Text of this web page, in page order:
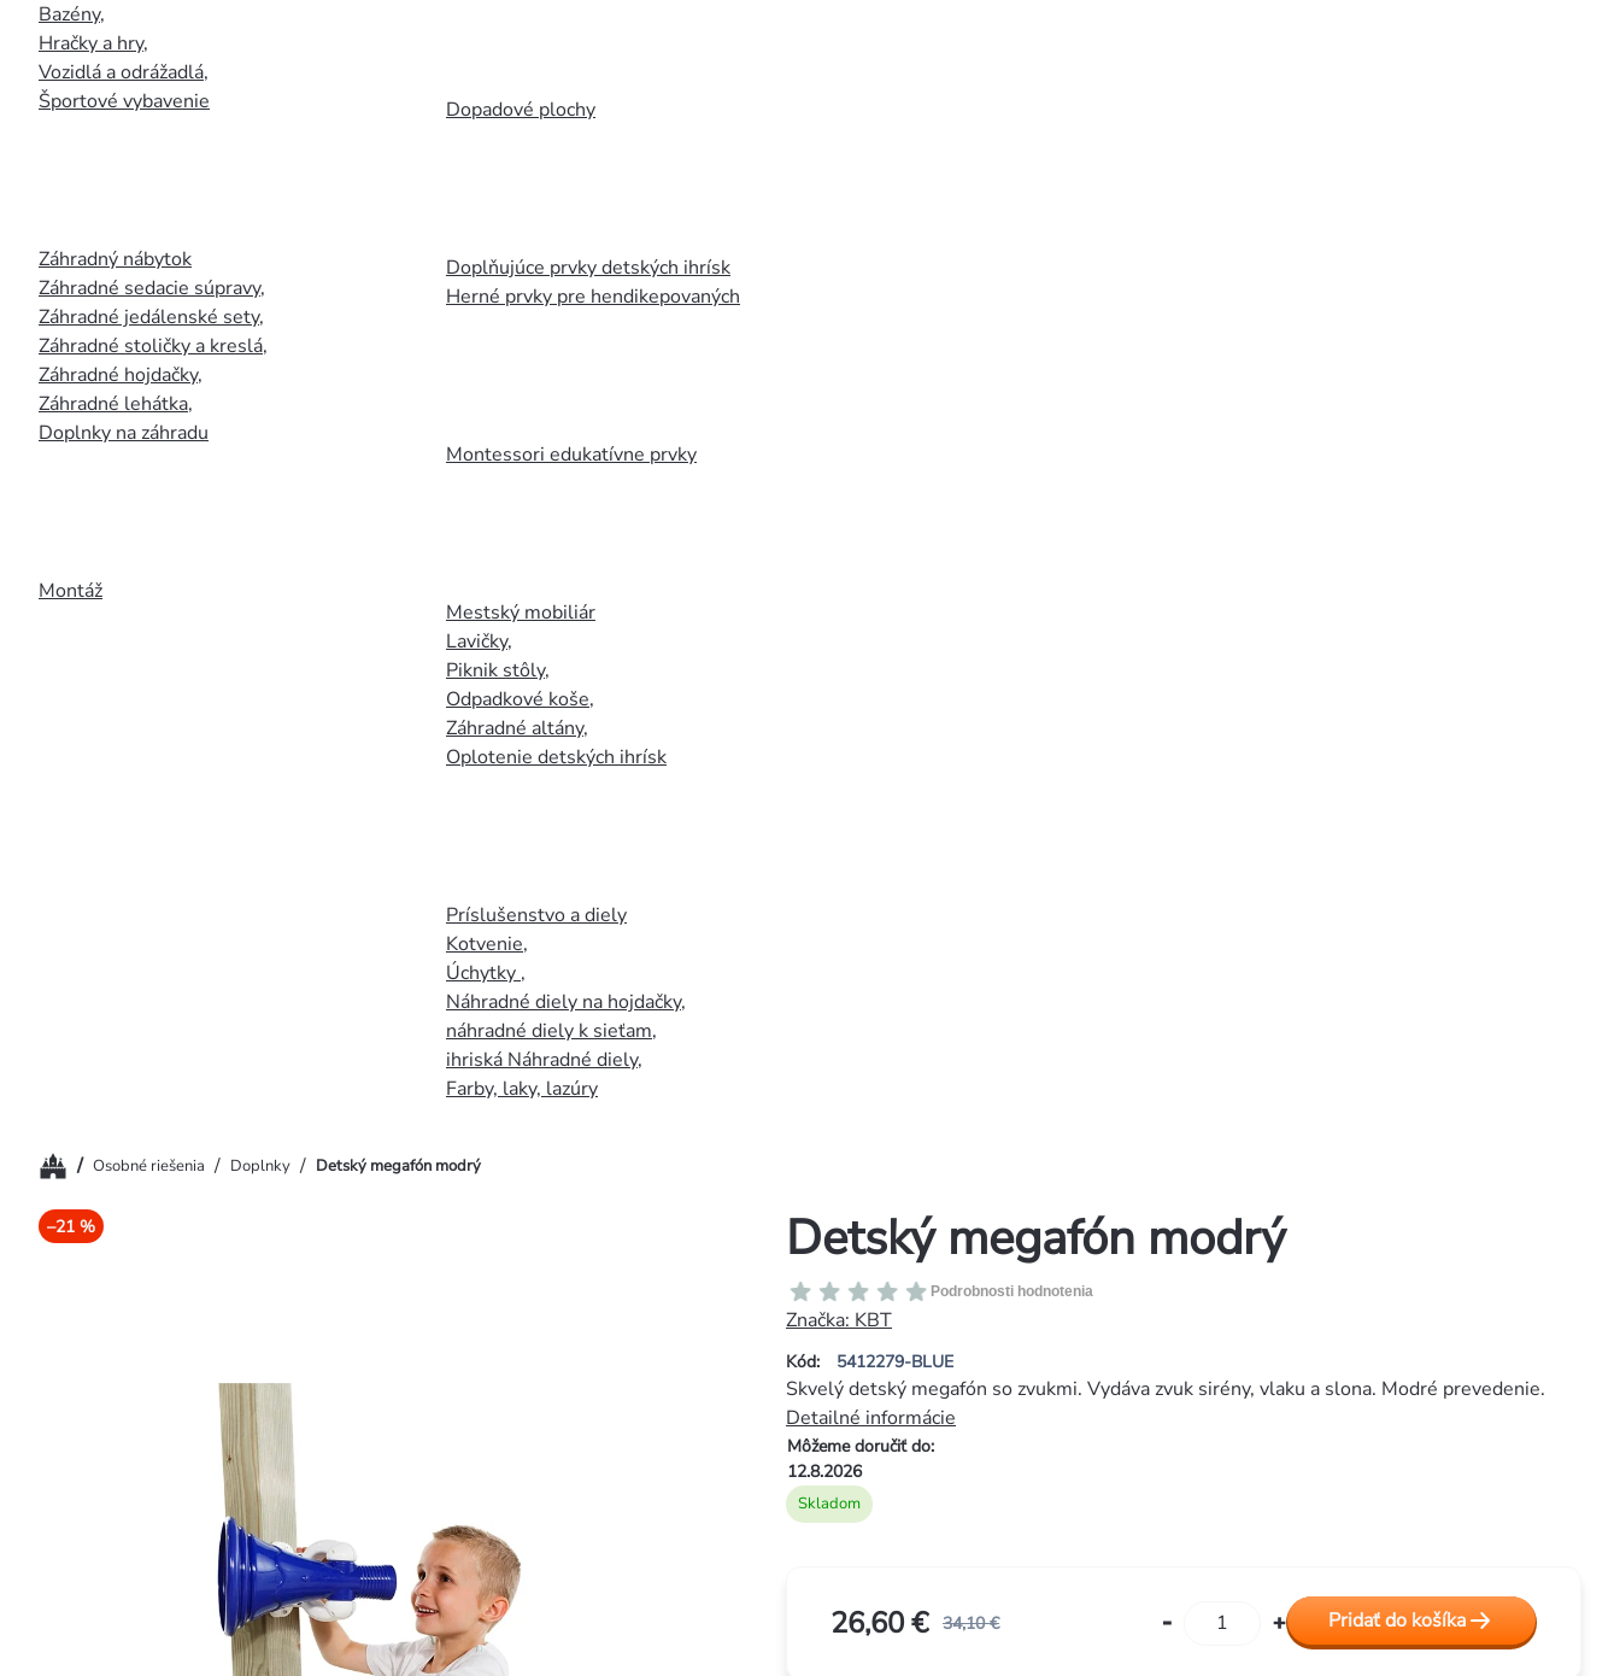
Bazény,
Hračky a hry,
Vozidlá a odrážadlá,
Športové vybavenie
Záhradný nábytok
Záhradné sedacie súpravy,
Záhradné jedálenské sety,
Záhradné stoličky a kreslá,
Záhradné hojdačky,
Záhradné lehátka,
Doplnky na záhradu
Montáž
Dopadové plochy
Doplňujúce prvky detských ihrísk
Herné prvky pre hendikepovaných
Montessori edukatívne prvky
Mestský mobiliár
Lavičky,
Piknik stôly,
Odpadkové koše,
Záhradné altány,
Oplotenie detských ihrísk
Príslušenstvo a diely
Kotvenie,
Úchytky ,
Náhradné diely na hojdačky,
náhradné diely k sieťam,
ihriská Náhradné diely,
Farby, laky, lazúry
Domov
/ Osobné riešenia / Doplnky / Detský megafón modrý
–21 % Detský megafón modrý
Kód: 5412279-BLUE
Priemerné
hodnotenie
produktu
je
0,0
z
5
hviezdičiek.
Podrobnosti hodnotenia
Značka: KBT
Skladom
Môžeme doručiť do:
12.8.2026
Skvelý detský megafón so zvukmi. Vydáva zvuk sirény, vlaku a slona. Modré prevedenie.
Detailné informácie
34,10 €
26,60 € Pridať do košíka